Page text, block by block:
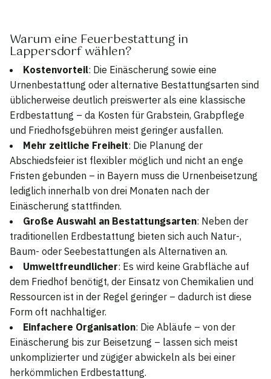
Warum eine Feuerbestattung in
Lappersdorf wählen?
Kostenvorteil: Die Einäscherung sowie eine
Urnenbestattung oder alternative Bestattungsarten sind
üblicherweise deutlich preiswerter als eine klassische
Erdbestattung – da Kosten für Grabstein, Grabpflege
und Friedhofsgebühren meist geringer ausfallen.
Mehr zeitliche Freiheit: Die Planung der
Abschiedsfeier ist flexibler möglich und nicht an enge
Fristen gebunden – in Bayern muss die Urnenbeisetzung
lediglich innerhalb von drei Monaten nach der
Einäscherung stattfinden.
Große Auswahl an Bestattungsarten: Neben der
traditionellen Erdbestattung bieten sich auch Natur-,
Baum- oder Seebestattungen als Alternativen an.
Umweltfreundlicher: Es wird keine Grabfläche auf
dem Friedhof benötigt, der Einsatz von Chemikalien und
Ressourcen ist in der Regel geringer – dadurch ist diese
Form oft nachhaltiger.
Einfachere Organisation: Die Abläufe – von der
Einäscherung bis zur Beisetzung – lassen sich meist
unkomplizierter und zügiger abwickeln als bei einer
herkömmlichen Erdbestattung.